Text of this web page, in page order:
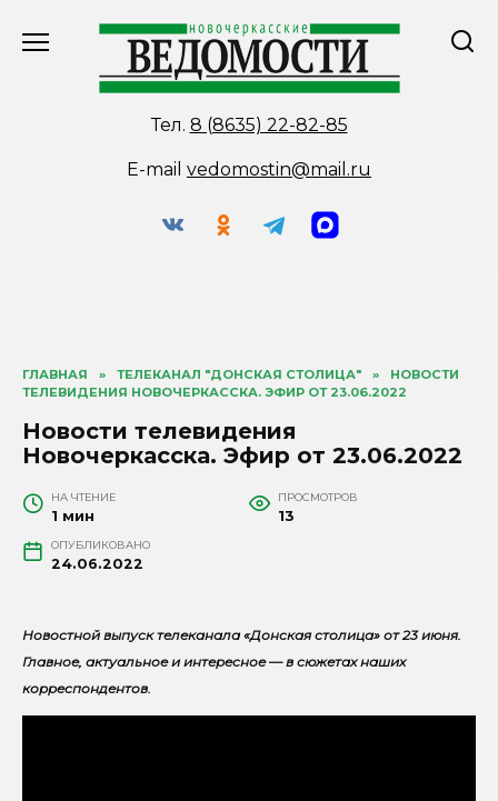
Тел. 8 (8635) 22-82-85
E-mail vedomostin@mail.ru
ГЛАВНАЯ » ТЕЛЕКАНАЛ "ДОНСКАЯ СТОЛИЦА" »
НОВОСТИ
ТЕЛЕВИДЕНИЯ НОВОЧЕРКАССКА. ЭФИР ОТ 23.06.2022
Новости телевидения
Новочеркасска. Эфир от 23.06.2022
НА ЧТЕНИЕ
1 мин
ПРОСМОТРОВ
13
ОПУБЛИКОВАНО
24.06.2022
Новостной выпуск телеканала «Донская столица» от 23 июня.
Главное, актуальное и интересное — в сюжетах наших
корреспондентов.